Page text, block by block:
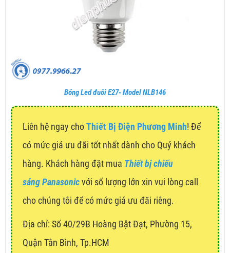
Bóng Led đuôi E27- Model NLB146
Liên hệ ngay choThiết Bị Điện Phương Minh! Để
có mức giá ưu đãi tốt nhất dành cho Quý khách
hàng. Khách hàng đặt mua Thiết bị chiếu
sáng Panasonicvới số lượng lớn xin vui lòng call
cho chúng tôi để có mức giá ưu đãi riêng.
Địa chỉ: Số 40/29B Hoàng Bật Đạt, Phường 15,
Quận Tân Bình, Tp.HCM